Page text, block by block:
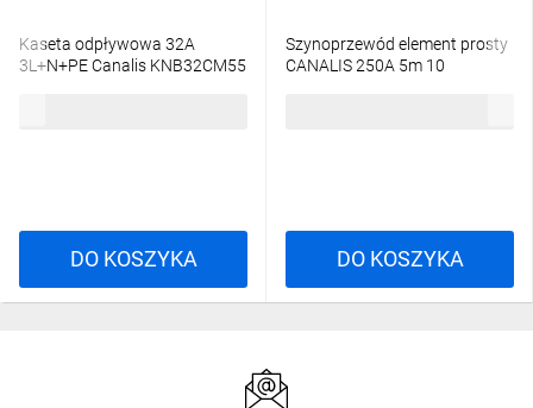
Kaseta odpływowa 32A
3L+N+PE Canalis KNB32CM55
DO KOSZYKA
Szynoprzewód element prosty
CANALIS 250A 5m 10
DO KOSZYKA